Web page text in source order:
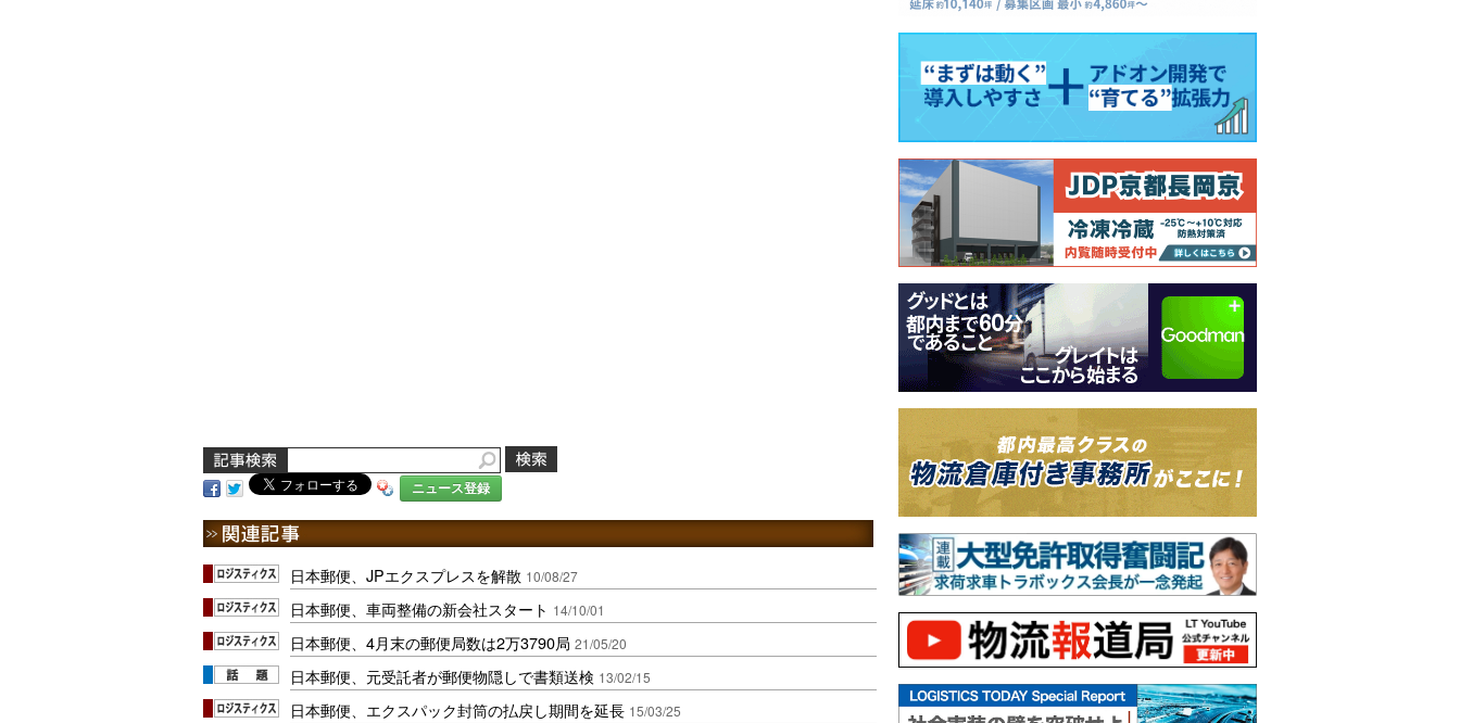
ニュース登録
日本郵便、JPエクスプレスを解散 10/08/27
日本郵便、車両整備の新会社スタート 14/10/01
日本郵便、4月末の郵便局数は2万3790局 21/05/20
日本郵便、元受託者が郵便物隠しで書類送検 13/02/15
日本郵便、エクスパック封筒の払戻し期間を延長 15/03/25